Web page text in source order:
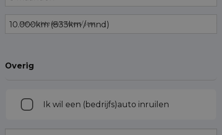
Verwachte kilometers/ jaar
Overig
Ik wil een (bedrijfs)auto inruilen